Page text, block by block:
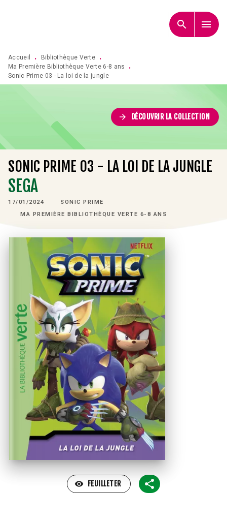
search menu
Accueil • Bibliothèque Verte
•
Ma Première Bibliothèque Verte 6-8 ans
•
Sonic Prime 03 - La loi de la jungle
arrow_forward DÉCOUVRIR LA COLLECTION
SONIC PRIME 03 - LA LOI DE LA JUNGLE
SEGA
17/01/2024
SONIC PRIME
MA PREMIÈRE BIBLIOTHÈQUE VERTE 6-8 ANS
visibility FEUILLETER